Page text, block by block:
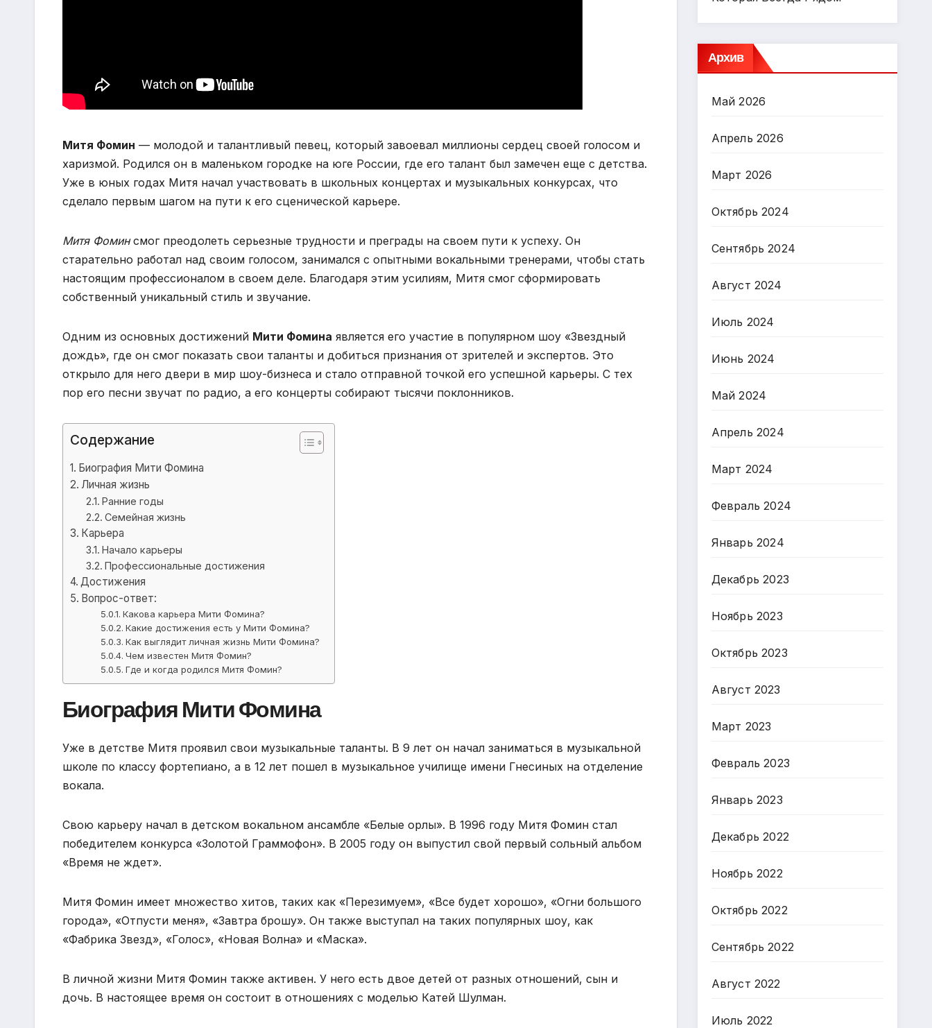
Митя Фомин — молодой и талантливый певец, который завоевал миллионы сердец своей голосом и
харизмой. Родился он в маленьком городке на юге России, где его талант был замечен еще с детства.
Уже в юных годах Митя начал участвовать в школьных концертах и музыкальных конкурсах, что
сделало первым шагом на пути к его сценической карьере.
Митя Фоминсмог преодолеть серьезные трудности и преграды на своем пути к успеху. Он
старательно работал над своим голосом, занимался с опытными вокальными тренерами, чтобы стать
настоящим профессионалом в своем деле. Благодаря этим усилиям, Митя смог сформировать
собственный уникальный стиль и звучание.
Одним из основных достижений Мити Фомина является его участие в популярном шоу «Звездный
дождь», где он смог показать свои таланты и добиться признания от зрителей и экспертов. Это
открыло для него двери в мир шоу-бизнеса и стало отправной точкой его успешной карьеры. С тех
пор его песни звучат по радио, а его концерты собирают тысячи поклонников.
Содержание
Биография Мити Фомина
Личная жизнь
Ранние годы
Семейная жизнь
Карьера
Начало карьеры
Профессиональные достижения
Достижения
Вопрос-ответ:
Какова карьера Мити Фомина?
Какие достижения есть у Мити Фомина?
Как выглядит личная жизнь Мити Фомина?
Чем известен Митя Фомин?
Где и когда родился Митя Фомин?
Биография Мити Фомина
Уже в детстве Митя проявил свои музыкальные таланты. В 9 лет он начал заниматься в музыкальной
школе по классу фортепиано, а в 12 лет пошел в музыкальное училище имени Гнесиных на отделение
вокала.
Свою карьеру начал в детском вокальном ансамбле «Белые орлы». В 1996 году Митя Фомин стал
победителем конкурса «Золотой Граммофон». В 2005 году он выпустил свой первый сольный альбом
«Время не ждет».
Митя Фомин имеет множество хитов, таких как «Перезимуем», «Все будет хорошо», «Огни большого
города», «Отпусти меня», «Завтра брошу». Он также выступал на таких популярных шоу, как
«Фабрика Звезд», «Голос», «Новая Волна» и «Маска».
В личной жизни Митя Фомин также активен. У него есть двое детей от разных отношений, сын и
дочь. В настоящее время он состоит в отношениях с моделью Катей Шулман.
Архив
Май 2026
Апрель 2026
Март 2026
Октябрь 2024
Сентябрь 2024
Август 2024
Июль 2024
Июнь 2024
Май 2024
Апрель 2024
Март 2024
Февраль 2024
Январь 2024
Декабрь 2023
Ноябрь 2023
Октябрь 2023
Август 2023
Март 2023
Февраль 2023
Январь 2023
Декабрь 2022
Ноябрь 2022
Октябрь 2022
Сентябрь 2022
Август 2022
Июль 2022